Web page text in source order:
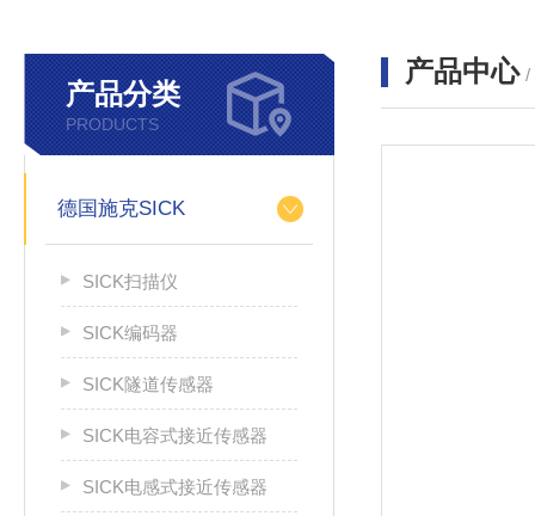
产品分类
PRODUCTS
德国施克SICK
SICK扫描仪
SICK编码器
SICK隧道传感器
SICK电容式接近传感器
SICK电感式接近传感器
产品中心 /